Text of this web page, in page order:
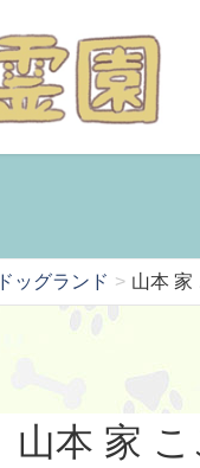
ドッグランド 山本 家
山本 家